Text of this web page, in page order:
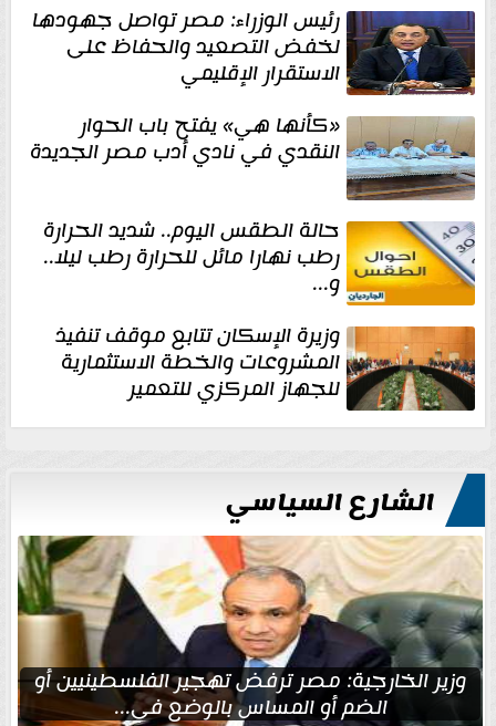
رئيس الوزراء: مصر تواصل جهودها
لخفض التصعيد والحفاظ على
الاستقرار الإقليمي
«كأنها هي» يفتح باب الحوار
النقدي في نادي أدب مصر الجديدة
حالة الطقس اليوم.. شديد الحرارة
رطب نهارا مائل للحرارة رطب ليلا..
و...
وزيرة الإسكان تتابع موقف تنفيذ
المشروعات والخطة الاستثمارية
للجهاز المركزي للتعمير
الشارع السياسي
وزير الخارجية: مصر ترفض تهجير الفلسطينيين أو
الضم أو المساس بالوضع في...